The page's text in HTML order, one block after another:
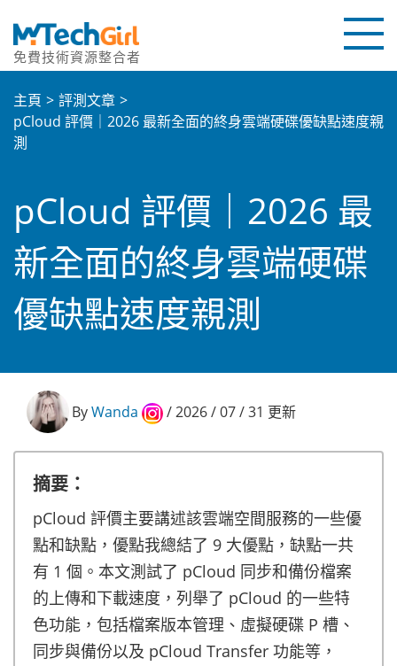
免費技術資源整合者
首頁
教學文章
聯繫我們
關於本站
優惠碼
主頁
評測文章
pCloud 評價｜2026 最新全面的終身雲端硬碟優缺點速度親
測
pCloud 評價｜2026 最
新全面的終身雲端硬碟
優缺點速度親測
ByWanda / 2026 / 07 / 31 更新
摘要：
pCloud 評價主要講述該雲端空間服務的一些優
點和缺點，優點我總結了 9 大優點，缺點一共
有 1 個。本文測試了 pCloud 同步和備份檔案
的上傳和下載速度，列舉了 pCloud 的一些特
色功能，包括檔案版本管理、虛擬硬碟 P 槽、
同步與備份以及 pCloud Transfer 功能等，